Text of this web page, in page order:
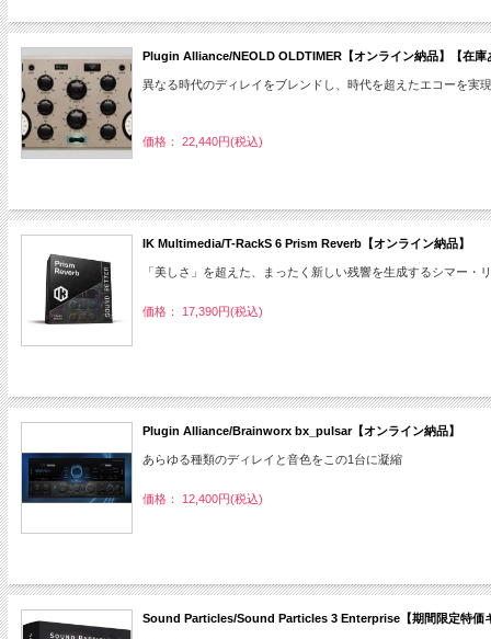
Plugin Alliance/NEOLD OLDTIMER【オンライン納品】【在庫
異なる時代のディレイをブレンドし、時代を超えたエコーを実現
価格： 22,440円(税込)
IK Multimedia/T-RackS 6 Prism Reverb【オンライン納品】
「美しさ」を超えた、まったく新しい残響を生成するシマー・
価格： 17,390円(税込)
Plugin Alliance/Brainworx bx_pulsar【オンライン納品】
あらゆる種類のディレイと音色をこの1台に凝縮
価格： 12,400円(税込)
Sound Particles/Sound Particles 3 Enterprise【期間限定特価